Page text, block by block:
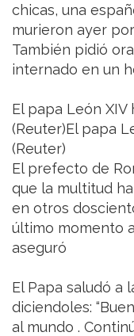
chicas, una
murieron ayer
También pidió
internado en un
El papa León
(Reuter)El papa
(Reuter)
El prefecto de
que la multitud
en otros
último momento a
aseguró
El Papa saludó a
diciendoles:
al mundo .